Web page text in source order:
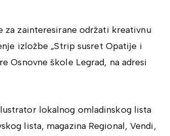
za zainteresirane održati kreativnu
izložbe „Strip susret Opatije i
Osnovne škole Legrad, na adresi
lokalnog omladinskog lista
lista, magazina Regional, Vendi,